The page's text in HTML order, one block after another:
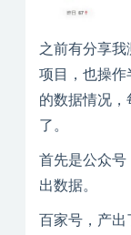
之前有分享
项目，也操作
的数据情况
了。
首先是公众号
出数据。
百家号，产出